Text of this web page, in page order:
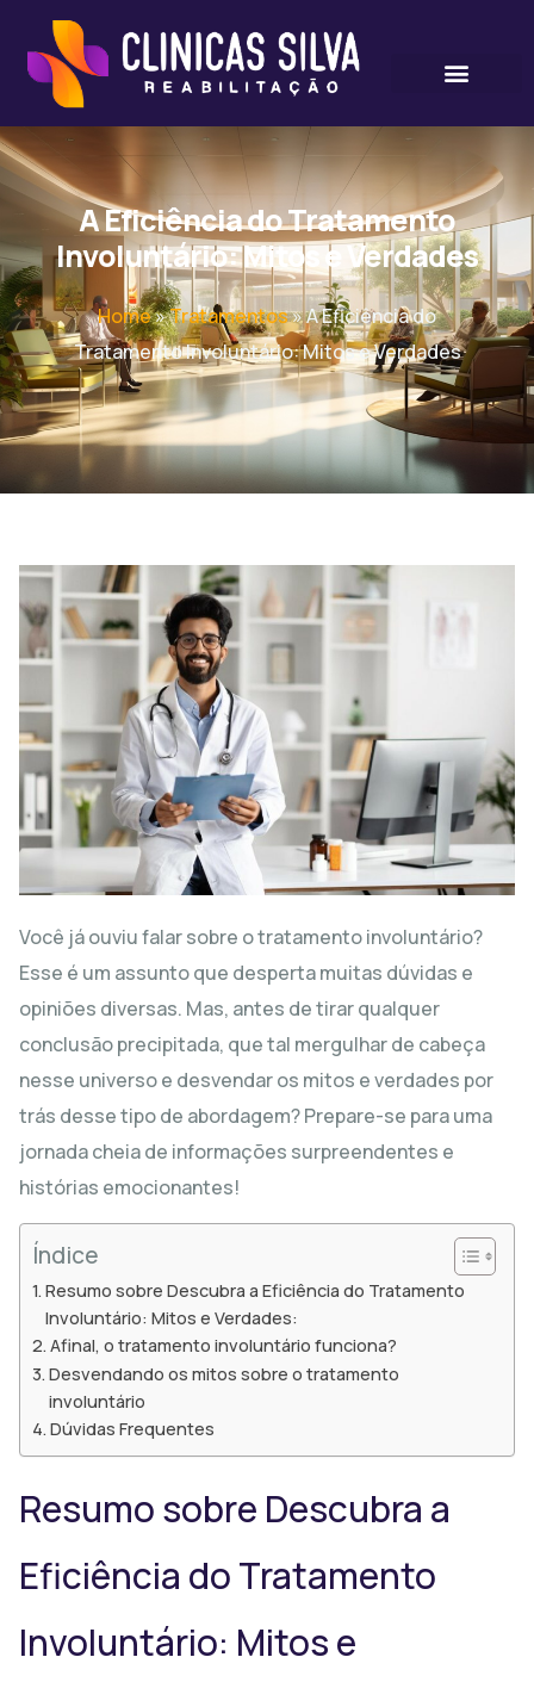
A Eficiência do Tratamento
Involuntário: Mitos e Verdades
Home»Tratamentos»A Eficiência do
Tratamento Involuntário: Mitos e Verdades
Você já ouviu falar sobre o tratamento involuntário?
Esse é um assunto que desperta muitas dúvidas e
opiniões diversas. Mas, antes de tirar qualquer
conclusão precipitada, que tal mergulhar de cabeça
nesse universo e desvendar os mitos e verdades por
trás desse tipo de abordagem? Prepare-se para uma
jornada cheia de informações surpreendentes e
histórias emocionantes!
Índice
Resumo sobre Descubra a Eficiência do Tratamento
Involuntário: Mitos e Verdades:
Afinal, o tratamento involuntário funciona?
Desvendando os mitos sobre o tratamento
involuntário
Dúvidas Frequentes
Resumo sobre Descubra a
Eficiência do Tratamento
Involuntário: Mitos e